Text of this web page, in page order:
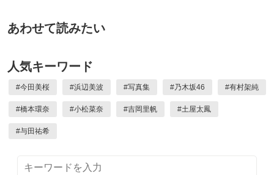
あわせて読みたい
人気キーワード
#今田美桜 #浜辺美波 #写真集 #乃木坂46 #有村架純
#橋本環奈 #小松菜奈 #吉岡里帆 #土屋太鳳
#与田祐希